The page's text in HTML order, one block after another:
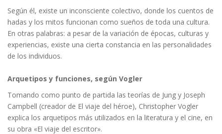
Según él, existe un inconsciente colectivo, donde los cuentos de
hadas y los mitos funcionan como sueños de toda una cultura.
En otras palabras: a pesar de la variación de épocas, culturas y
experiencias, existe una cierta constancia en las personalidades
de los individuos.
Arquetipos y funciones, según Vogler
Tomando como punto de partida las teorías de Jung y Joseph
Campbell (creador de El viaje del héroe), Christopher Vogler
explica los arquetipos más utilizados en la literatura y el cine, en
su obra «El viaje del escritor».